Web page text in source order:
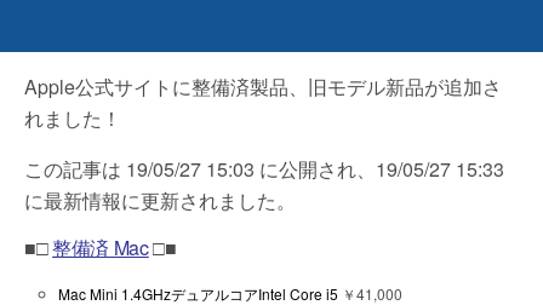
Apple公式サイトに整備済製品、旧モデル新品が追加さ
れました！
この記事は 19/05/27 15:03 に公開され、19/05/27 15:33
に最新情報に更新されました。
■□整備済 Mac□■
Mac Mini 1.4GHzデュアルコアIntel Core i5 ￥41,000